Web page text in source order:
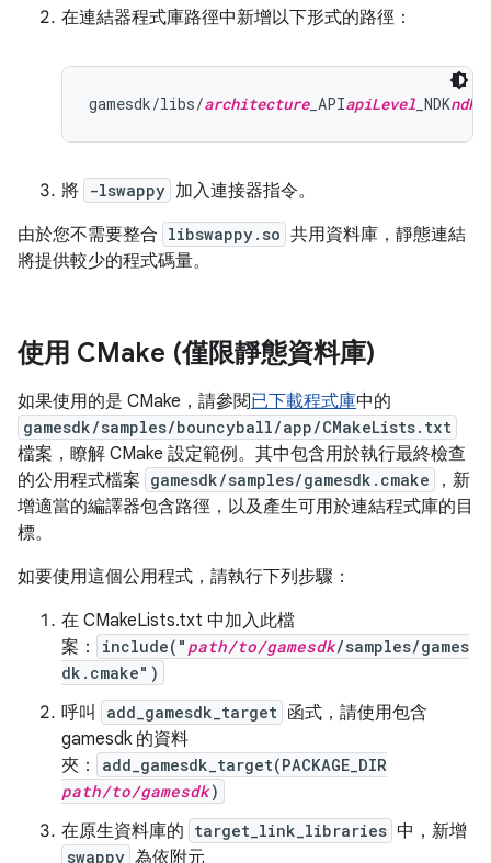
在連結器程式庫路徑中新增以下形式的路徑：
gamesdk/libs/architecture_APIapiLevel _NDK
將 -lswappy 加入連接器指令。
由於您不需要整合 libswappy.so 共用資料庫，靜態連結
將提供較少的程式碼量。
使用 CMake (僅限靜態資料庫)
如果使用的是 CMake，請參閱已下載程式庫中的
gamesdk/samples/bouncyball/app/CMakeLists.txt
檔案，瞭解 CMake 設定範例。其中包含用於執行最終檢查
的公用程式檔案 gamesdk/samples/gamesdk.cmake
，新
增適當的編譯器包含路徑，以及產生可用於連結程式庫的目
標。
如要使用這個公用程式，請執行下列步驟：
在 CMakeLists.txt 中加入此檔
案：
include(" path/to/gamesdk/samples/games
dk.cmake")
呼叫 add_gamesdk_target 函式，請使用包含
gamesdk 的資料
夾：
add_gamesdk_target(PACKAGE_DIR
path/to/gamesdk)
在原生資料庫的 target_link_libraries 中，新增
swappy 為依附元